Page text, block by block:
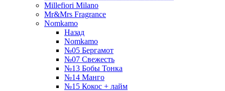
Millefiori Milano
Mr&Mrs Fragrance
Nomkamo
Назад
Nomkamo
№05 Бергамот
№07 Свежесть
№13 Бобы Тонка
№14 Манго
№15 Кокос + лайм